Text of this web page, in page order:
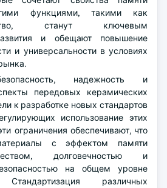
функциями, такими как
станут ключевым
и обещают повышение
и универсальности в условиях
надежность и
передовых керамических
к разработке новых стандартов
использование этих
ограничения обеспечивают, что
с эффектом памяти
долговечностью и
на общем уровне
Стандартизация различных